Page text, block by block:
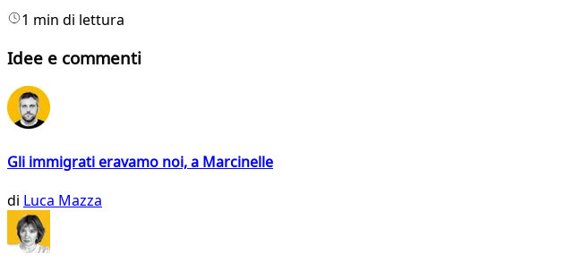
1 min di lettura
Idee e commenti
Gli immigrati eravamo noi, a Marcinelle
di Luca Mazza